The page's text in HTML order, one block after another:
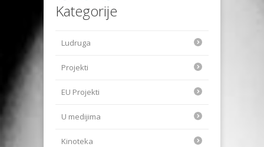
Kategorije
Ludruga
Projekti
EU Projekti
U medijima
Kinoteka